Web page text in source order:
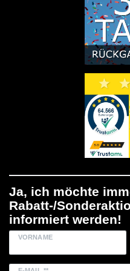
Ja, ich möchte
Rabatt-/
informiert werden!
VORNAME